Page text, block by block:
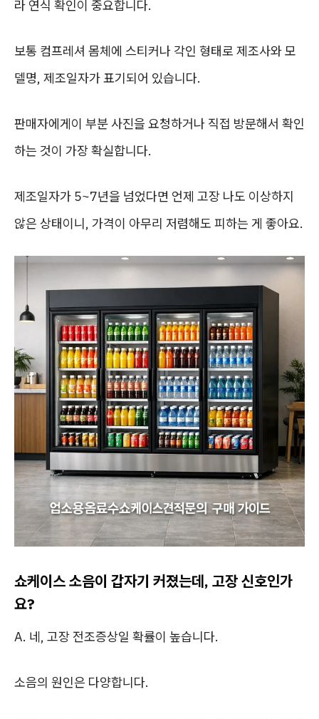
라 연식 확인이 중요합니다.
보통 컴프레셔 몸체에 스티커나 각인 형태로 제조사와 모
델명, 제조일자가 표기되어 있습니다.
판매자에게이 부분 사진을 요청하거나 직접 방문해서 확인
하는 것이 가장 확실합니다.
제조일자가 5~7년을 넘었다면 언제 고장 나도 이상하지
않은 상태이니, 가격이 아무리 저렴해도 피하는 게 좋아요.
쇼케이스 소음이 갑자기 커졌는데, 고장 신호인가
요?
A. 네, 고장 전조증상일 확률이 높습니다.
소음의 원인은 다양합니다.